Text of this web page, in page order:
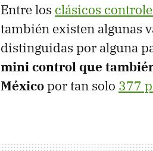
Entre los clásicos
también existen algunas
distinguidas por alguna
mini control que
Méxicopor tan solo 377